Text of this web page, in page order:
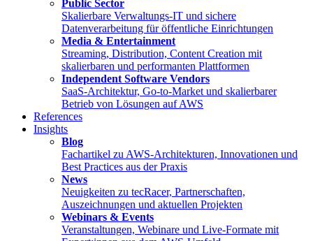
Public Sector
Skalierbare Verwaltungs-IT und sichere
Datenverarbeitung für öffentliche Einrichtungen
Media & Entertainment
Streaming, Distribution, Content Creation mit
skalierbaren und performanten Plattformen
Independent Software Vendors
SaaS-Architektur, Go-to-Market und skalierbarer
Betrieb von Lösungen auf AWS
References
Insights
Blog
Fachartikel zu AWS-Architekturen, Innovationen und
Best Practices aus der Praxis
News
Neuigkeiten zu tecRacer, Partnerschaften,
Auszeichnungen und aktuellen Projekten
Webinars & Events
Veranstaltungen, Webinare und Live-Formate mit